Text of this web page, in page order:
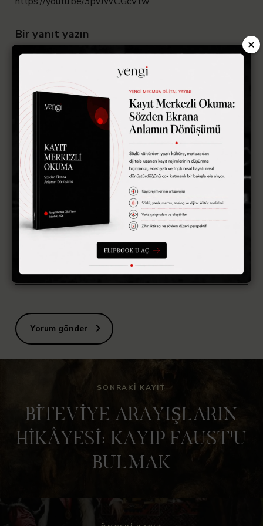
×
Bir yanıt yazın
E-posta adresiniz yayınlanmayacak.Gerekli alanlar*ile
Yorum *
Ad soyad*
E-posta*
Yorum gönder
SONRAKI KAYIT
BİTEVİYE ARAYIŞLARIN
HİKÂYESİ: KAYIP FAUST'U
BULMAK